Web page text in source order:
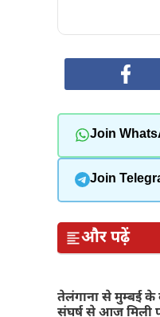
Join
Join
और पढ़ें
तेलंगाना से मुम्बई के
संघर्ष से आज मिली